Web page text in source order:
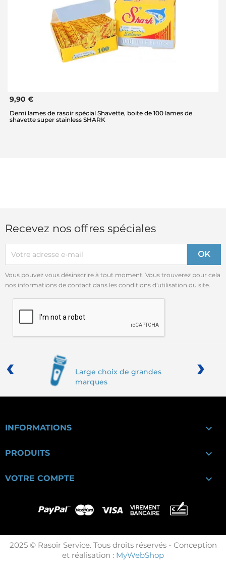
9,90 €
Demi lames de rasoir spécial Shavette, boite de 100 lames de
shavette super stainless SHARK
Recevez nos offres spéciales
Vous pouvez vous désinscrire à tout moment. Vous trouverez pour cela
nos informations de contact dans les conditions d'utilisation du site.
Large choix de grandes
marques
‹ ›
INFORMATIONS 
PRODUITS 
VOTRE COMPTE 
2025 © Rasoir Service. Tous droits réservés - Conception
et réalisation : MyWebShop